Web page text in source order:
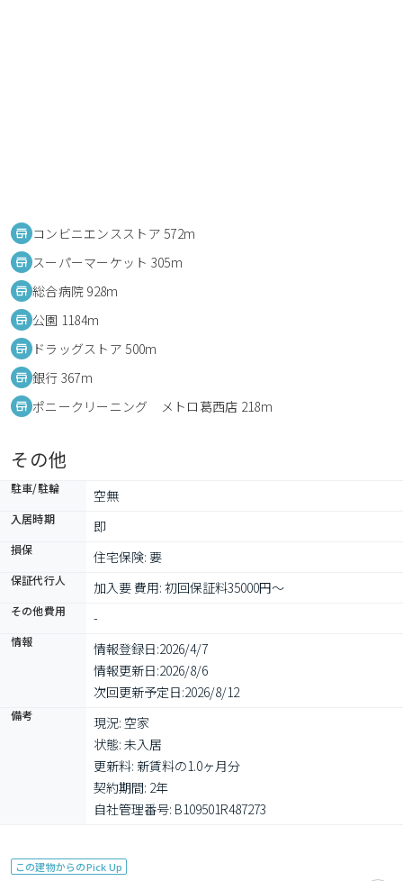
コンビニエンスストア 572m
スーパーマーケット 305m
総合病院 928m
公園 1184m
ドラッグストア 500m
銀行 367m
ポニークリーニング メトロ葛西店 218m
その他
駐車/駐輪 空無
入居時期 即
損保 住宅保険: 要
保証代行人 加入要 費用: 初回保証料35000円～
その他費用 -
情報 情報登録日:2026/4/7
情報更新日:2026/8/6
次回更新予定日:2026/8/12
備考
現況: 空家
状態: 未入居
更新料: 新賃料の1.0ヶ月分
契約期間: 2年
自社管理番号: B109501R487273
この建物からのPick Up